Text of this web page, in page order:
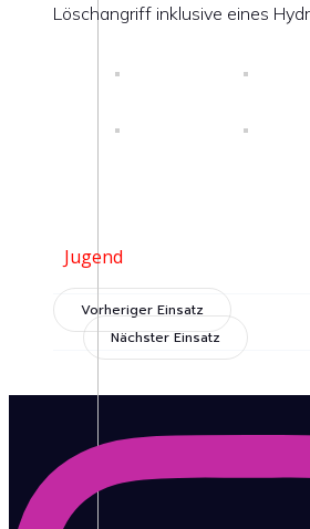
Löschangriff inklusive eines
Jugend
Vorheriger Einsatz
Nächster Einsatz